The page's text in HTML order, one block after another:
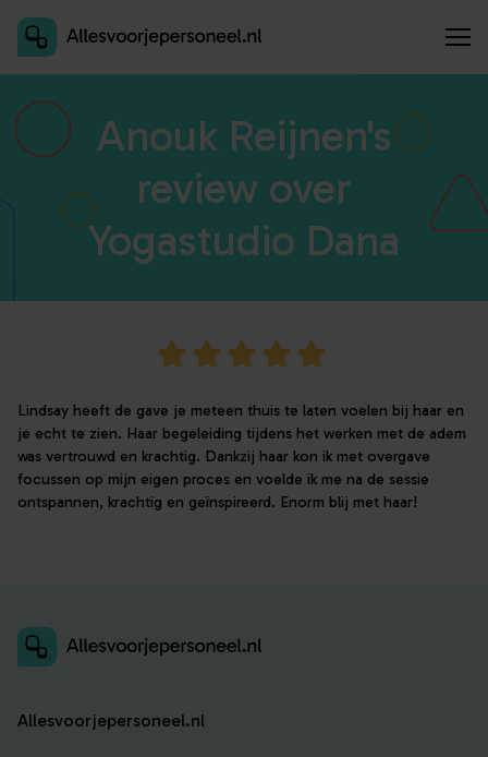
Anouk Reijnen's
review over
Yogastudio Dana
Lindsay heeft de gave je meteen thuis te laten voelen bij haar en
je echt te zien. Haar begeleiding tijdens het werken met de adem
was vertrouwd en krachtig. Dankzij haar kon ik met overgave
focussen op mijn eigen proces en voelde ik me na de sessie
ontspannen, krachtig en geïnspireerd. Enorm blij met haar!
Allesvoorjepersoneel.nl